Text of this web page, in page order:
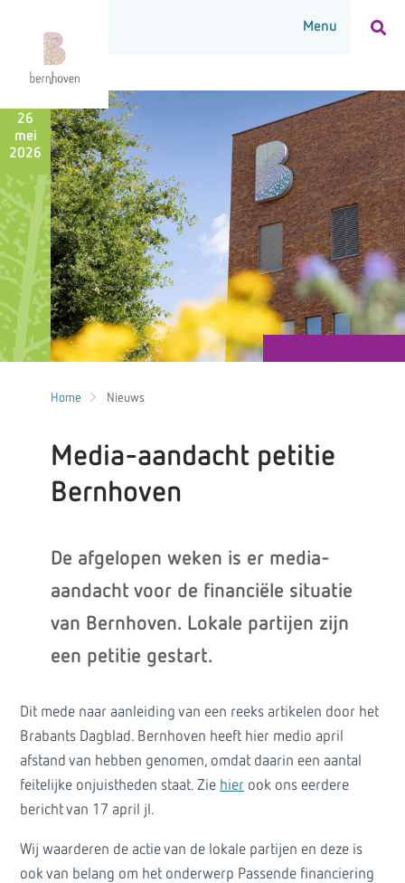
26
mei
2026
Home Nieuws
Media-aandacht petitie
Bernhoven
De afgelopen weken is er media-
aandacht voor de financiële situatie
van Bernhoven. Lokale partijen zijn
een petitie gestart.
Dit mede naar aanleiding van een reeks artikelen door het
Brabants Dagblad. Bernhoven heeft hier medio april
afstand van hebben genomen, omdat daarin een aantal
feitelijke onjuistheden staat. Zie hier ook ons eerdere
bericht van 17 april jl.
Wij waarderen de actie van de lokale partijen en deze is
ook van belang om het onderwerp Passende financiering